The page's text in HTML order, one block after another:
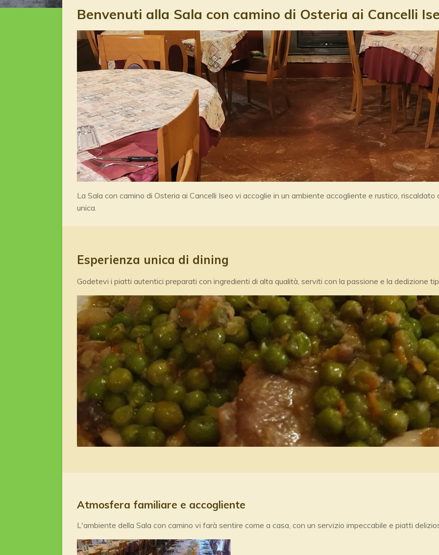
Benvenuti alla Sala con camino di Osteria ai Cancelli
La Sala con camino di Osteria ai Cancelli Iseo vi accoglie in un ambiente accogliente e rustico,
unica.
Esperienza unica di dining
Godetevi i piatti autentici preparati con ingredienti di alta qualità, serviti con la passione e la dedizione
Atmosfera familiare e accogliente
L'ambiente della Sala con camino vi farà sentire come a casa, con un servizio impeccabile e piatti